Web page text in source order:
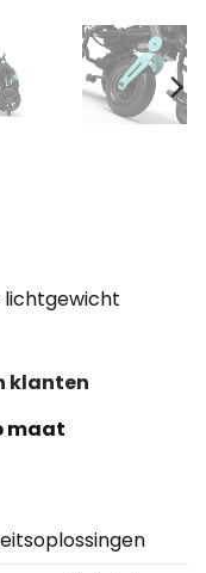
lichtgewicht
klanten
maat